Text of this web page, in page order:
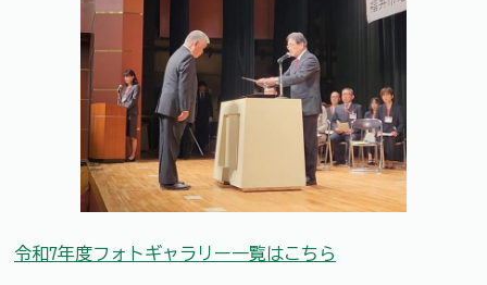
令和7年度フォトギャラリー一覧はこちら